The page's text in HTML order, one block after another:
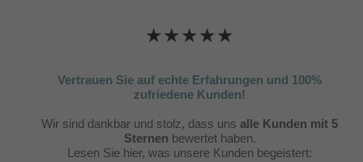
★★★★★
Vertrauen Sie auf echte Erfahrungen und 100%
zufriedene Kunden!
Wir sind dankbar und stolz, dass uns alle Kunden mit 5
Sternen bewertet haben.
Lesen Sie hier, was unsere Kunden begeistert: